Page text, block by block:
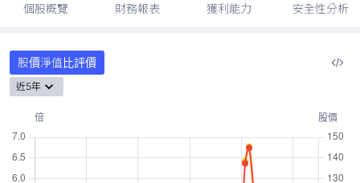
個股概覽 財務報表 獲利能力 安全性分析
股價淨值比評價
近5年